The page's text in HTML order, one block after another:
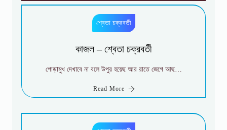
শ্বেতা চক্রবর্তী
কাজল – শ্বেতা চক্রবর্তী
পোড়ামুখ দেখাবে না বলে উপুর হয়েছ আর রাতে জেগে আছ…
Read More